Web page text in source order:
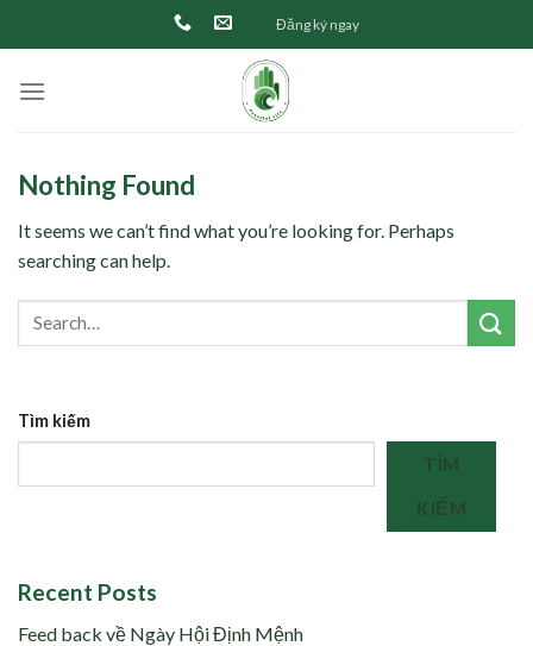
to
Đăng ký ngay
Nothing Found
It seems we can’t find what you’re looking for. Perhaps
searching can help.
Tìm kiếm
TÌM
KIẾM
Recent Posts
Feed back về Ngày Hội Định Mệnh